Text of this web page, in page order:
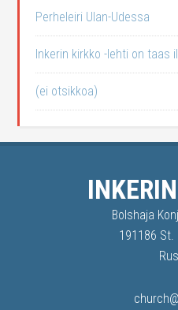
Perheleiri Ulan-Udessa
Inkerin kirkko -lehti on taas
(ei otsikkoa)
Bolshaja
191186